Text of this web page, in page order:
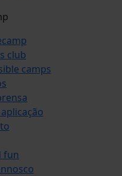
club
camps
fun